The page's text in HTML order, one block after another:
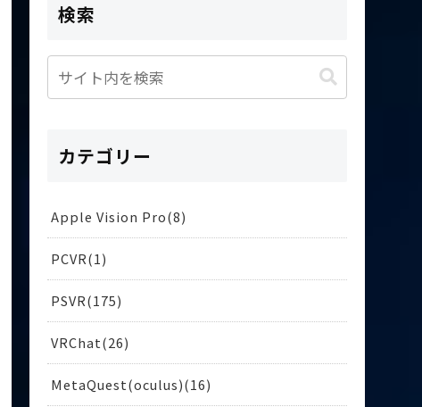
検索
カテゴリー
Apple Vision Pro 8
PCVR 1
PSVR 175
VRChat 26
MetaQuest(oculus) 16